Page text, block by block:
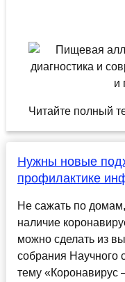
Читайте полный
Нужны новые
профилактике
Не сажать по
наличие
можно сделать из
собрания Научного
тему «Коронавирус